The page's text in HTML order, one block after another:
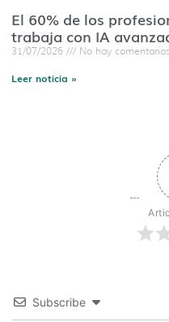
El 60% de los
trabaja con IA
31/07/2026 No hay comentarios
Leer noticia »
Subscribe